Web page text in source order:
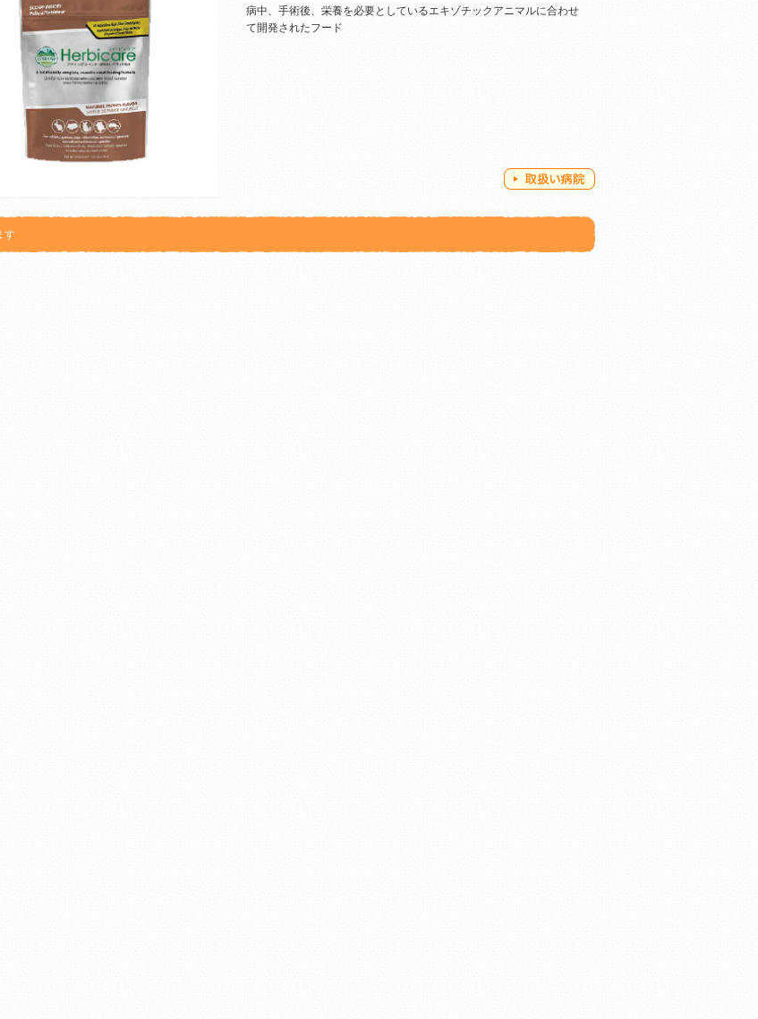
病中、手術後、栄養を必要としているエキゾチックアニマルに合わせ
て開発されたフード
す